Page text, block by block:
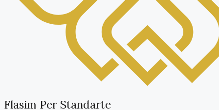
Flasim Per Standarte